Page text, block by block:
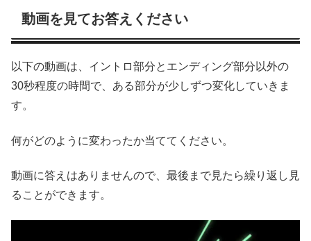
動画を見てお答えください
以下の動画は、イントロ部分とエンディング部分以外の
30秒程度の時間で、ある部分が少しずつ変化していきま
す。
何がどのように変わったか当ててください。
動画に答えはありませんので、最後まで見たら繰り返し見
ることができます。